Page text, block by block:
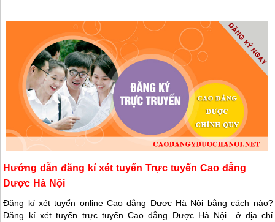
Hướng dẫn đăng kí xét tuyển Trực tuyến Cao đẳng
Dược Hà Nội
Đăng kí xét tuyển online Cao đẳng Dược Hà Nội bằng cách nào?
Đăng kí xét tuyển trực tuyến Cao đẳng Dược Hà Nội ở địa chỉ